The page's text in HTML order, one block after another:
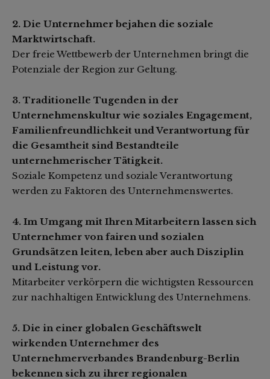
2. Die Unternehmer bejahen die soziale
Marktwirtschaft.
Der freie Wettbewerb der Unternehmen bringt die
Potenziale der Region zur Geltung.
3. Traditionelle Tugenden in der
Unternehmenskultur wie soziales Engagement,
Familienfreundlichkeit und Verantwortung für
die Gesamtheit sind Bestandteile
unternehmerischer Tätigkeit.
Soziale Kompetenz und soziale Verantwortung
werden zu Faktoren des Unternehmenswertes.
4. Im Umgang mit Ihren Mitarbeitern lassen sich
Unternehmer von fairen und sozialen
Grundsätzen leiten, leben aber auch Disziplin
und Leistung vor.
Mitarbeiter verkörpern die wichtigsten Ressourcen
zur nachhaltigen Entwicklung des Unternehmens.
5. Die in einer globalen Geschäftswelt
wirkenden Unternehmer des
Unternehmerverbandes Brandenburg-Berlin
bekennen sich zu ihrer regionalen